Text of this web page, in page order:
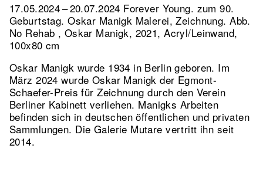
17.05.2024 – 20.07.2024 Forever Young. zum 90.
Geburtstag. Oskar Manigk Malerei, Zeichnung.Abb.
No Rehab , Oskar Manigk, 2021, Acryl/Leinwand,
100x80 cm
Oskar Manigk wurde 1934 in Berlin geboren. Im
März 2024 wurde Oskar Manigk der Egmont-
Schaefer-Preis für Zeichnung durch den Verein
Berliner Kabinett verliehen. Manigks Arbeiten
befinden sich in deutschen öffentlichen und privaten
Sammlungen. Die Galerie Mutare vertritt ihn seit
2014.